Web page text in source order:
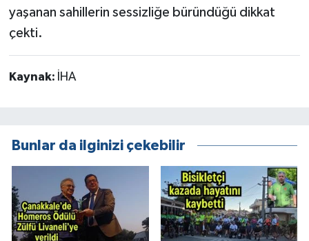
yaşanan sahillerin sessizliğe büründüğü dikkat
çekti.
Kaynak: İHA
Bunlar da ilginizi çekebilir